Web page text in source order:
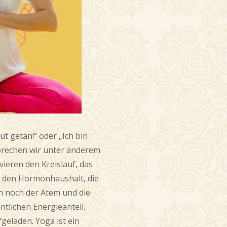
getan!“ oder „Ich bin
wir unter anderem
den Kreislauf, das
Hormonhaushalt, die
noch der Atem und die
Energieanteil.
Yoga ist ein